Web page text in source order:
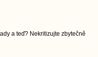
a teď? Nekritizujte zbytečně